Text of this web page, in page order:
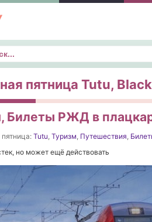
пятница Tutu,
Билеты РЖД в
Tutu, Туризм, Путешествия,
но может ещё действовать